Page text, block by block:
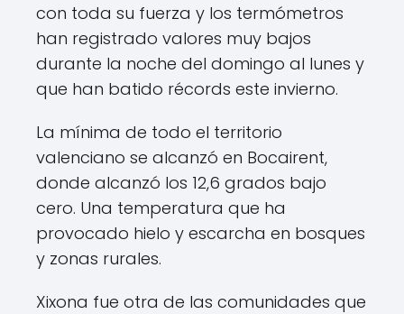
con toda su fuerza y ​​los termómetros
han registrado valores muy bajos
durante la noche del domingo al lunes y
que han batido récords este invierno.
La mínima de todo el territorio
valenciano se alcanzó en Bocairent,
donde alcanzó los 12,6 grados bajo
cero. Una temperatura que ha
provocado hielo y escarcha en bosques
y zonas rurales.
Xixona fue otra de las comunidades que